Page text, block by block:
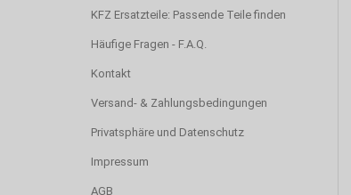
KFZ Ersatzteile: Passende Teile finden
Häufige Fragen - F.A.Q.
Kontakt
Versand- & Zahlungsbedingungen
Privatsphäre und Datenschutz
Impressum
AGB